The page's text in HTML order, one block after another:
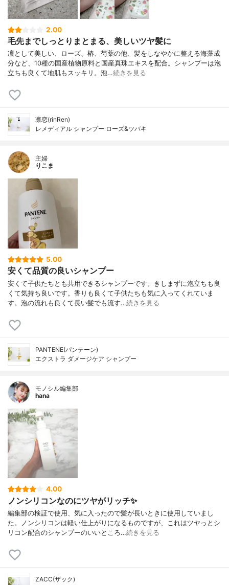
2.00
毛先までしっとりまとまる、美しいツヤ髪に
凜として美しい、ローズ、椿、芍薬の他、髪をしなやかに整える海藻成
分など、10種の国産植物原料と国産真珠エキスを配合。シャンプーは泡
立ちも良くて地肌もスッキリ。泡…続きを見る
凛恋(rinRen)
レメディアル シャンプー ローズ&ツバキ
主婦
りこま
5.00
安くて品質の良いシャンプー
安くて子供たちとも共用できるシャンプーです。きしまずに泡立ちも良
くて気持ち良いです。香りも良くて子供たちも気に入ってくれていま
す。泡の流れも良くて長い髪でも流す…続きを見る
PANTENE(パンテーン)
エクストラ ダメージケア シャンプー
モノシル編集部
hana
4.00
ノンシリコンなのにツヤがリッチ✨
編集部の検証で使用、気に入ったので髪が長いときに使用していまし
た。ノンシリコンは軽い仕上がりになるものですが、これはツヤっとシ
リコン配合のシャンプーのいいところ…続きを見る
ZACC(ザック)